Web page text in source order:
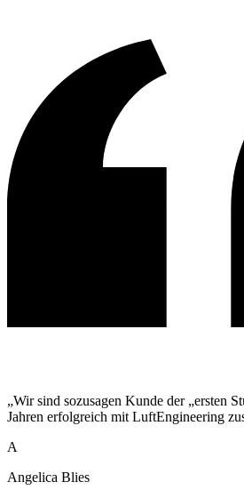
„Wir sind sozusagen Kunde der „ersten
Jahren erfolgreich mit LuftEngineering
A
Angelica Blies